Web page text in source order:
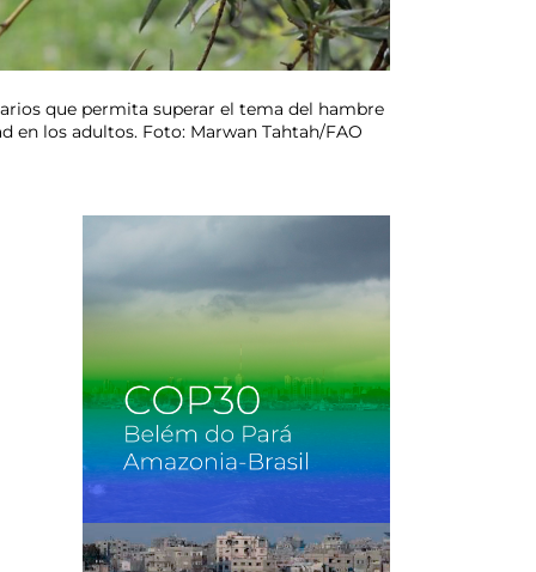
que permita superar el tema del hambre
en los adultos. Foto: Marwan Tahtah/FAO